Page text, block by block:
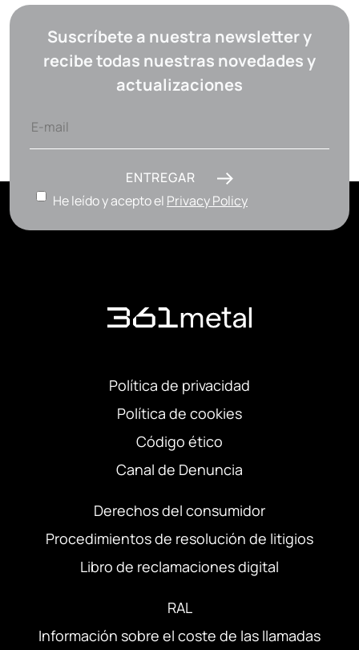
Suscríbete a nuestra newsletter y
recibe todas nuestras novedades y
actualizaciones
ENTREGAR
He leído y acepto el Privacy Policy
Política de privacidad
Política de cookies
Código ético
Canal de Denuncia
Derechos del consumidor
Procedimientos de resolución de litigios
Libro de reclamaciones digital
RAL
Información sobre el coste de las llamadas